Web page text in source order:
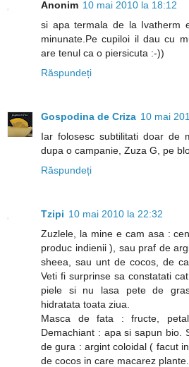
Anonim 10 mai 2010 la 18:12
si apa termala de la Ivatherm
minunate.Pe cupiloi il dau cu
are tenul ca o piersicuta :-))
Răspundeți
Gospodina de Criza 10 mai
Iar folosesc subtilitati doar de
dupa o campanie, Zuza G, pe
Răspundeți
Tzipi 10 mai 2010 la 22:32
Zuzlele, la mine e cam asa :
produc indienii ), sau praf de
sheea, sau unt de cocos, de
Veti fi surprinse sa constatati
piele si nu lasa pete de
hidratata toata ziua.
Masca de fata : fructe,
Demachiant : apa si sapun bio.
de gura : argint coloidal ( facut
de cocos in care macarez plante.